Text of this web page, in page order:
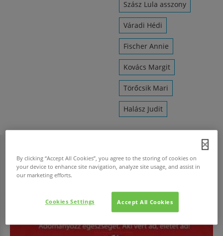
Szász Lula asszony
Váradi Hédi
Fischer Annie
Kovács Margit
Törőcsik Mari
Halász Judit
HAVI TOP
By clicking “Accept All Cookies”, you agree to the storing of cookies on
your device to enhance site navigation, analyze site usage, and assist in
our marketing efforts.
Accept All Cookies
Cookies Settings